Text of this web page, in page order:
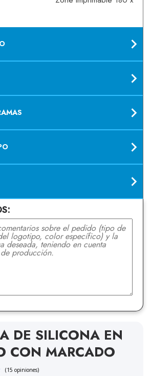
DE SILICONA EN
CON MARCADO